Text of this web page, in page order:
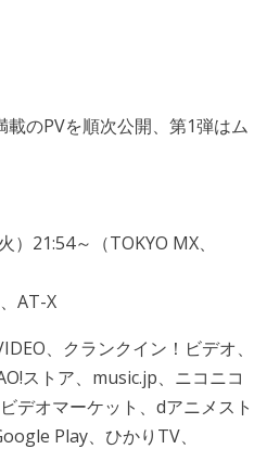
載のPVを順次公開、第1弾はム
21:54～（TOKYO MX、
AT-X
、クランクイン！ビデオ、
ストア、music.jp、ニコニコ
デオマーケット、dアニメスト
Play、ひかりTV、